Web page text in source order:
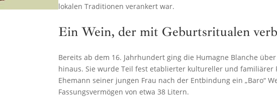
lokalen Traditionen verankert war.
Ein Wein, der mit Geburtsritualen
Bereits ab dem 16. Jahrhundert ging die Humagne Blanche
hinaus. Sie wurde Teil fest etablierter kultureller und familiärer
Ehemann seiner jungen Frau nach der Entbindung ein „Baro“
Fassungsvermögen von etwa 38 Litern.